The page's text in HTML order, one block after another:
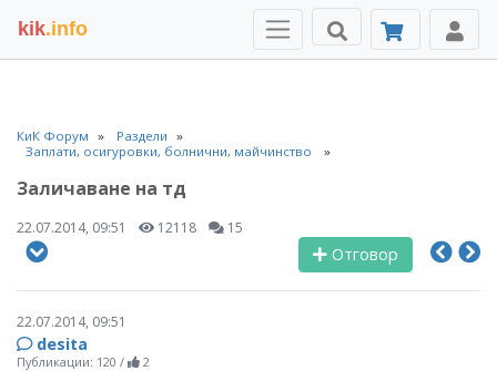
kik.info
КиК Форум
Раздели
Заплати, осигуровки, болнични, майчинство
Заличаване на тд
22.07.2014, 09:51 12118 15
Отговор
22.07.2014, 09:51
desita
Публикации: 120 / 2